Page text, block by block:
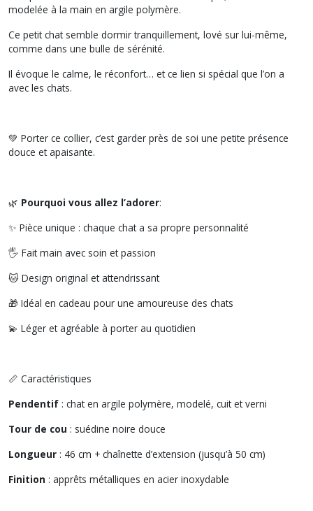
modelée à la main en argile polymère.
Ce petit chat semble dormir tranquillement, lové sur lui-même,
comme dans une bulle de sérénité.
Il évoque le calme, le réconfort… et ce lien si spécial que l’on a
avec les chats.
💚 Porter ce collier, c’est garder près de soi une petite présence
douce et apaisante.
🌿 Pourquoi vous allez l’adorer:
✨ Pièce unique : chaque chat a sa propre personnalité
🖐️ Fait main avec soin et passion
🐱 Design original et attendrissant
🎁 Idéal en cadeau pour une amoureuse des chats
💫 Léger et agréable à porter au quotidien
📏 Caractéristiques
Pendentif : chat en argile polymère, modelé, cuit et verni
Tour de cou : suédine noire douce
Longueur : 46 cm + chaînette d’extension (jusqu’à 50 cm)
Finition : apprêts métalliques en acier inoxydable